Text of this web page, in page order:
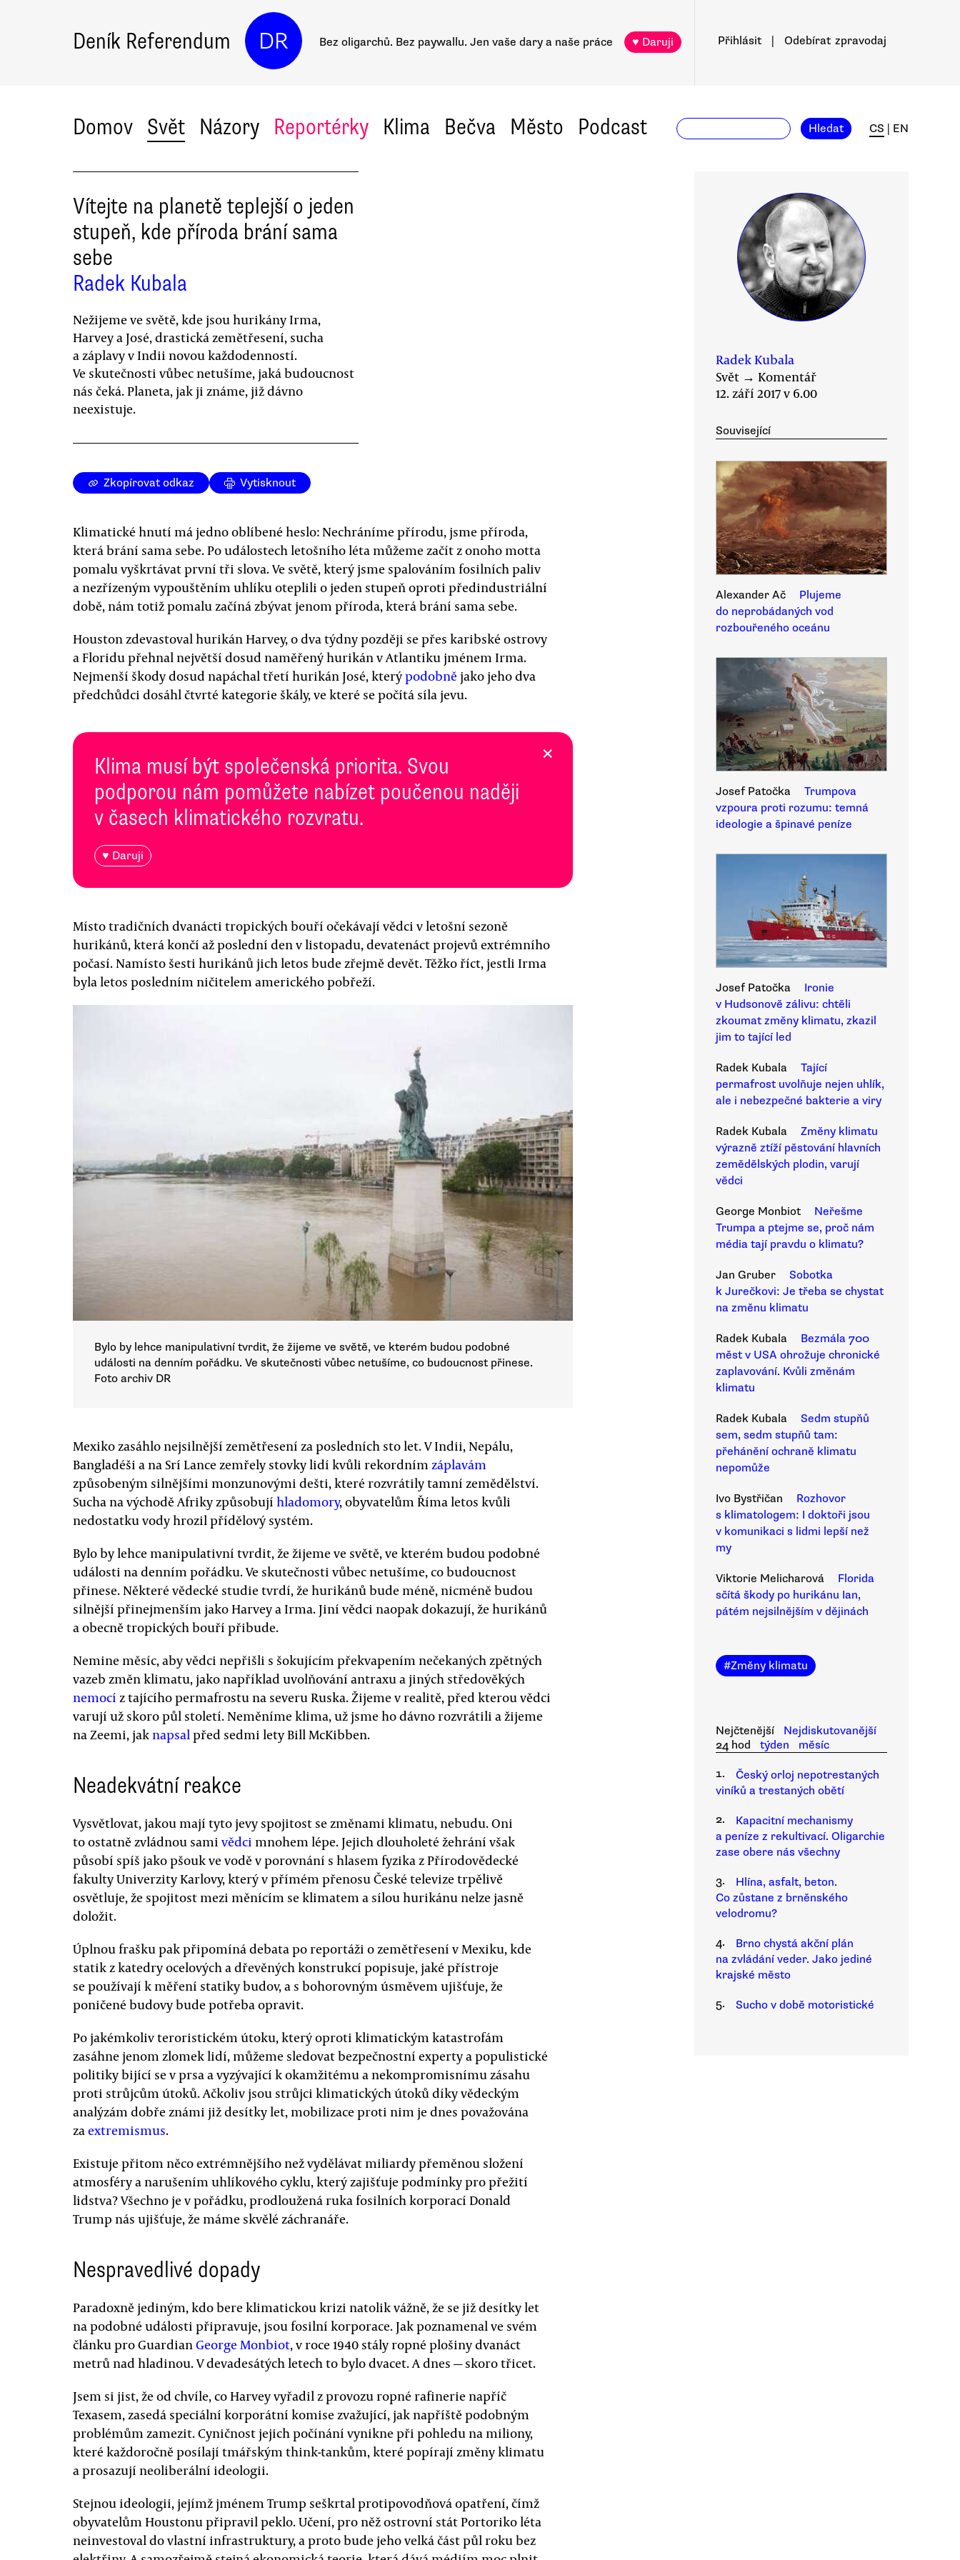
Deník Referendum DR Bez oligarchů. Bez paywallu. Jen vaše dary a naše práce ♥ Daruji Přihlásit Odebírat zpravodaj
Domov Svět Názory Reportérky Klima Bečva Město Podcast Hledat CS EN
Vítejte na planetě teplejší o jeden
stupeň, kde příroda brání sama
sebe
Radek Kubala
Nežijeme ve světě, kde jsou hurikány Irma,
Harvey a José, drastická zemětřesení, sucha
a záplavy v Indii novou každodenností.
Ve skutečnosti vůbec netušíme, jaká budoucnost
nás čeká. Planeta, jak ji známe, již dávno
neexistuje.
Zkopírovat odkaz Vytisknout
Klimatické hnutí má jedno oblíbené heslo: Nechráníme přírodu, jsme příroda,
která brání sama sebe. Po událostech letošního léta můžeme začít z onoho motta
pomalu vyškrtávat první tři slova. Ve světě, který jsme spalováním fosilních paliv
a nezřízeným vypouštěním uhlíku oteplili o jeden stupeň oproti předindustriální
době, nám totiž pomalu začíná zbývat jenom příroda, která brání sama sebe.
Houston zdevastoval hurikán Harvey, o dva týdny později se přes karibské ostrovy
a Floridu přehnal největší dosud naměřený hurikán v Atlantiku jménem Irma.
Nejmenší škody dosud napáchal třetí hurikán José, kterýpodobnějako jeho dva
předchůdci dosáhl čtvrté kategorie škály, ve které se počítá síla jevu.
Klima musí být společenská priorita. Svou
podporou nám pomůžete nabízet poučenou naději
v časech klimatického rozvratu.
♥ Daruji
×
Místo tradičních dvanácti tropických bouří očekávají vědci v letošní sezoně
hurikánů, která končí až poslední den v listopadu, devatenáct projevů extrémního
počasí. Namísto šesti hurikánů jich letos bude zřejmě devět. Těžko říct, jestli Irma
byla letos posledním ničitelem amerického pobřeží.
Bylo by lehce manipulativní tvrdit, že žijeme ve světě, ve kterém budou podobné
události na denním pořádku. Ve skutečnosti vůbec netušíme, co budoucnost přinese.
Foto archiv DR
Mexiko zasáhlo nejsilnější zemětřesení za posledních sto let. V Indii, Nepálu,
Bangladéši a na Srí Lance zemřely stovky lidí kvůli rekordním záplavám
způsobeným silnějšími monzunovými dešti, které rozvrátily tamní zemědělství.
Sucha na východě Afriky způsobují hladomory, obyvatelům Říma letos kvůli
nedostatku vody hrozil přídělový systém.
Bylo by lehce manipulativní tvrdit, že žijeme ve světě, ve kterém budou podobné
události na denním pořádku. Ve skutečnosti vůbec netušíme, co budoucnost
přinese. Některé vědecké studie tvrdí, že hurikánů bude méně, nicméně budou
silnější přinejmenším jako Harvey a Irma. Jiní vědci naopak dokazují, že hurikánů
a obecně tropických bouří přibude.
Nemine měsíc, aby vědci nepřišli s šokujícím překvapením nečekaných zpětných
vazeb změn klimatu, jako například uvolňování antraxu a jiných středověkých
nemocí z tajícího permafrostu na severu Ruska. Žijeme v realitě, před kterou vědci
varují už skoro půl století. Neměníme klima, už jsme ho dávno rozvrátili a žijeme
na Zeemi, jaknapsal před sedmi lety Bill McKibben.
Neadekvátní reakce
Vysvětlovat, jakou mají tyto jevy spojitost se změnami klimatu, nebudu. Oni
to ostatně zvládnou sami vědci mnohem lépe. Jejich dlouholeté žehrání však
působí spíš jako pšouk ve vodě v porovnání s hlasem fyzika z Přírodovědecké
fakulty Univerzity Karlovy, který v přímém přenosu České televize trpělivě
osvětluje, že spojitost mezi měnícím se klimatem a sílou hurikánu nelze jasně
doložit.
Úplnou frašku pak připomíná debata po reportáži o zemětřesení v Mexiku, kde
statik z katedry ocelových a dřevěných konstrukcí popisuje, jaké přístroje
se používají k měření statiky budov, a s bohorovným úsměvem ujišťuje, že
poničené budovy bude potřeba opravit.
Po jakémkoliv teroristickém útoku, který oproti klimatickým katastrofám
zasáhne jenom zlomek lidí, můžeme sledovat bezpečnostní experty a populistické
politiky bijící se v prsa a vyzývající k okamžitému a nekompromisnímu zásahu
proti strůjcům útoků. Ačkoliv jsou strůjci klimatických útoků díky vědeckým
analýzám dobře známi již desítky let, mobilizace proti nim je dnes považována
zaextremismus.
Existuje přitom něco extrémnějšího než vydělávat miliardy přeměnou složení
atmosféry a narušením uhlíkového cyklu, který zajišťuje podmínky pro přežití
lidstva? Všechno je v pořádku, prodloužená ruka fosilních korporací Donald
Trump nás ujišťuje, že máme skvělé záchranáře.
Nespravedlivé dopady
Paradoxně jediným, kdo bere klimatickou krizi natolik vážně, že se již desítky let
na podobné události připravuje, jsou fosilní korporace. Jak poznamenal ve svém
článku pro Guardian George Monbiot, v roce 1940 stály ropné plošiny dvanáct
metrů nad hladinou. V devadesátých letech to bylo dvacet. A dnes — skoro třicet.
Jsem si jist, že od chvíle, co Harvey vyřadil z provozu ropné rafinerie napříč
Texasem, zasedá speciální korporátní komise zvažující, jak napříště podobným
problémům zamezit. Cyničnost jejich počínání vynikne při pohledu na miliony,
které každoročně posílají tmářským think-tankům, které popírají změny klimatu
a prosazují neoliberální ideologii.
Stejnou ideologii, jejímž jménem Trump seškrtal protipovodňová opatření, čímž
obyvatelům Houstonu připravil peklo. Učení, pro něž ostrovní stát Portoriko léta
neinvestoval do vlastní infrastruktury, a proto bude jeho velká část půl roku bez
Radek Kubala
Svět → Komentář
12. září 2017 v 6.00
Související
Alexander Ač
Plujeme
do neprobádaných vod
rozbouřeného oceánu
Josef Patočka
Trumpova
vzpoura proti rozumu: temná
ideologie a špinavé peníze
Josef Patočka
Ironie
v Hudsonově zálivu: chtěli
zkoumat změny klimatu, zkazil
jim to tající led
Radek Kubala
Tající
permafrost uvolňuje nejen uhlík,
ale i nebezpečné bakterie a viry
Radek Kubala
Změny klimatu
výrazně ztíží pěstování hlavních
zemědělských plodin, varují
vědci
George Monbiot
Neřešme
Trumpa a ptejme se, proč nám
média tají pravdu o klimatu?
Jan Gruber
Sobotka
k Jurečkovi: Je třeba se chystat
na změnu klimatu
Radek Kubala
Bezmála 700
měst v USA ohrožuje chronické
zaplavování. Kvůli změnám
klimatu
Radek Kubala
Sedm stupňů
sem, sedm stupňů tam:
přehánění ochraně klimatu
nepomůže
Ivo Bystřičan
Rozhovor
s klimatologem: I doktoři jsou
v komunikaci s lidmi lepší než
my
Viktorie Melicharová
Florida
sčítá škody po hurikánu Ian,
pátém nejsilnějším v dějinách
#Změny klimatu
Nejčtenější
Nejdiskutovanější
24 hod
týden
měsíc
1.
Český orloj nepotrestaných
viníků a trestaných obětí
2.
Kapacitní mechanismy
a peníze z rekultivací. Oligarchie
zase obere nás všechny
3.
Hlína, asfalt, beton.
Co zůstane z brněnského
velodromu?
4.
Brno chystá akční plán
na zvládání veder. Jako jediné
krajské město
5.
Sucho v době motoristické